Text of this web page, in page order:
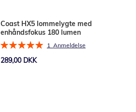
Coast HX5 lommelygte med
enhåndsfokus 180 lumen
Bedømmelse:
1 Anmeldelse
289,00 DKK